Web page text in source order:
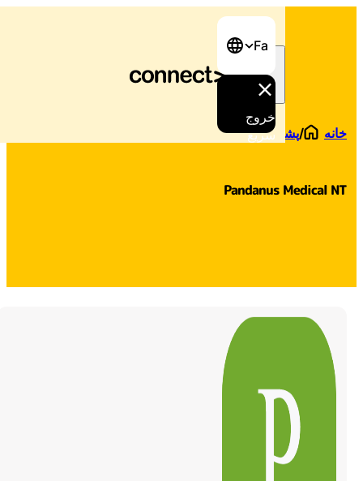
سریع
/پشتیبانی پیدا کنید/
Pandanus Medical NT
Pandanus